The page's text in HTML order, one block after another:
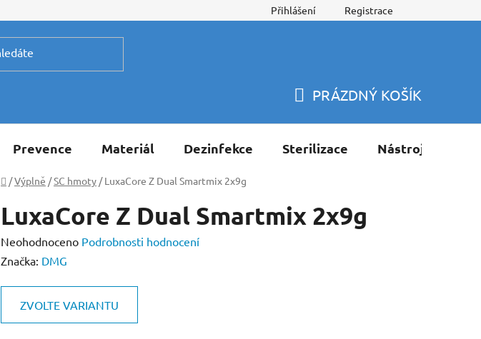
Přihlášení Registrace
KOŠÍK
PRÁZDNÝ KOŠÍK
Prevence Materiál Dezinfekce Sterilizace Nástroje
Domů
/Výplně /SC hmoty / LuxaCore Z Dual Smartmix 2x9g
LuxaCore Z Dual Smartmix 2x9g
Průměrné
hodnocení
Neohodnoceno Podrobnosti hodnocení
Značka: DMG
ZVOLTE VARIANTU